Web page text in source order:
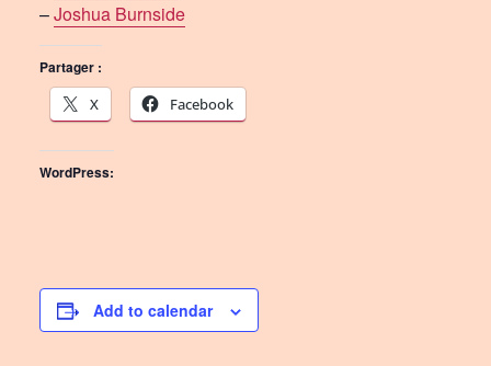
–Joshua Burnside
Partager :
X
Facebook
WordPress:
Add to calendar